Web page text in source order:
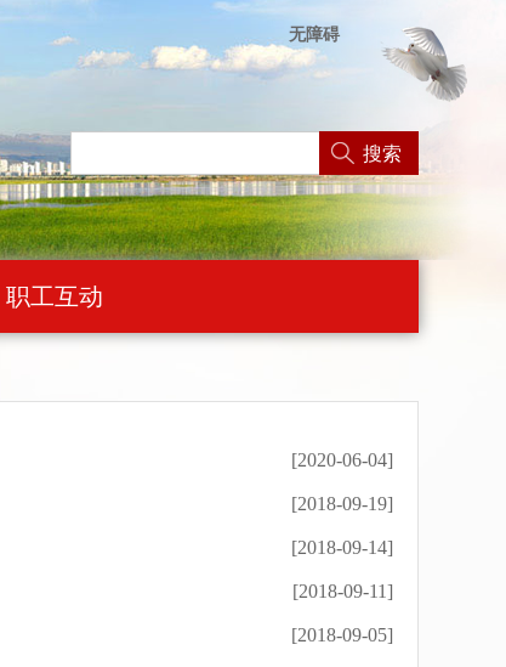
无障碍
搜索
职工互动
[2020-06-04]
[2018-09-19]
[2018-09-14]
[2018-09-11]
[2018-09-05]